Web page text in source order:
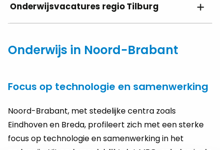
Onderwijsvacatures regio Tilburg
Onderwijs in Noord-Brabant
Focus op technologie en samenwerking
Noord-Brabant, met stedelijke centra zoals
Eindhoven en Breda, profileert zich met een sterke
focus op technologie en samenwerking in het